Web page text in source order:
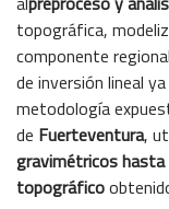
topográfica,
componente
de inversión lineal
metodología
de Fuerteventura,
gravimétricos hasta
topográfico